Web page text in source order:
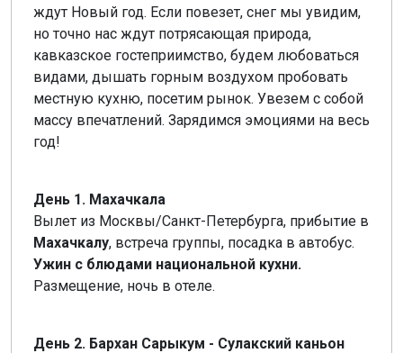
ждут Новый год. Если повезет, снег мы увидим,
но точно нас ждут потрясающая природа,
кавказское гостеприимство, будем любоваться
видами, дышать горным воздухом пробовать
местную кухню, посетим рынок. Увезем с собой
массу впечатлений. Зарядимся эмоциями на весь
год!
День 1. Махачкала
Вылет из Москвы/Санкт-Петербурга, прибытие в
Махачкалу, встреча группы, посадка в автобус.
Ужин с блюдами национальной кухни.
Размещение, ночь в отеле.
День 2. Бархан Сарыкум - Сулакский каньон